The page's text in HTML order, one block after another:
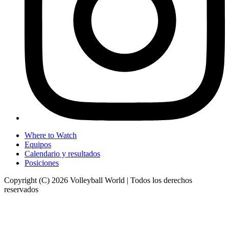
Where to Watch
Equipos
Calendario y resultados
Posiciones
Copyright (C) 2026 Volleyball World | Todos los derechos
reservados